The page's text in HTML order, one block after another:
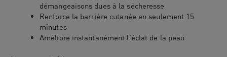
démangeaisons dues à la sécheresse
Renforce la barrière cutanée en seulement 15
minutes
Améliore instantanément l'éclat de la peau